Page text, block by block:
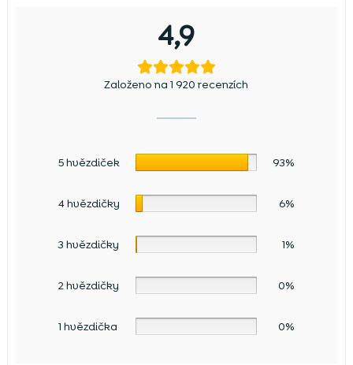
4,9
Založeno na 1 920 recenzích
5 hvězdiček 93%
4 hvězdičky 6%
3 hvězdičky 1%
2 hvězdičky 0%
1 hvězdička 0%